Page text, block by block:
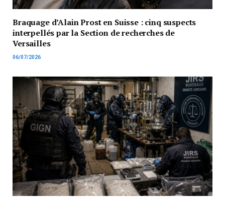
Braquage d’Alain Prost en Suisse : cinq suspects
interpellés par la Section de recherches de
Versailles
06/07/2026